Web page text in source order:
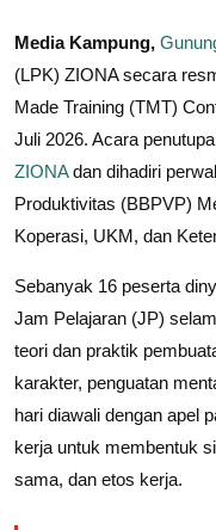
Media Kampung,
(LPK) ZIONA secara
Made Training (TMT)
Juli 2026. Acara
ZIONAdan dihadiri
Produktivitas (BBPVP)
Koperasi, UKM, dan
Sebanyak 16 peserta
Jam Pelajaran (JP)
teori dan praktik
karakter, penguatan
hari diawali dengan apel
kerja untuk membentuk
sama, dan etos kerja.